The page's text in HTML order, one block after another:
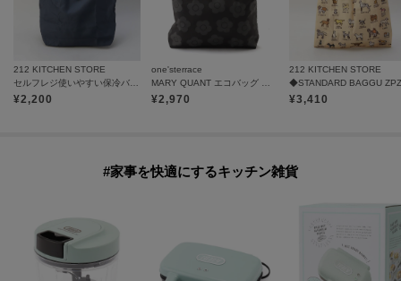
212 KITCHEN STORE
セルフレジ使いやすい保冷バッグ NV ＜MOTTERU モッテル＞
¥2,200
one'sterrace
MARY QUANT エコバッグ 大箱入り A
¥2,970
212 KITCHEN STORE
¥3,410
#家事を快適にするキッチン雑貨